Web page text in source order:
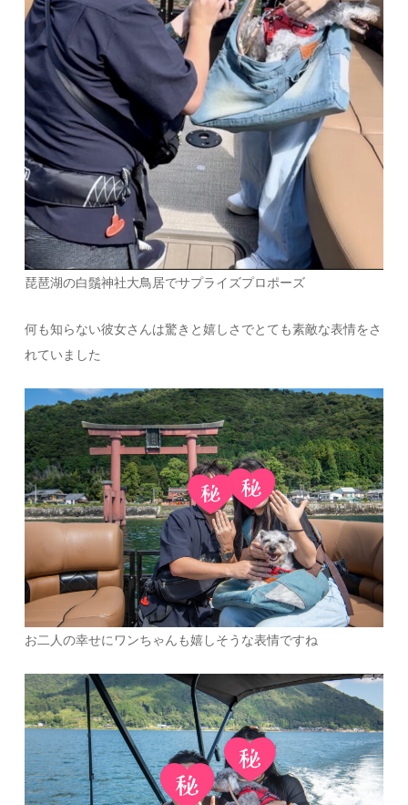
琵琶湖の白鬚神社大鳥居でサプライズプロポーズ
何も知らない彼女さんは驚きと嬉しさでとても素敵な表情をさ
れていました
お二人の幸せにワンちゃんも嬉しそうな表情ですね